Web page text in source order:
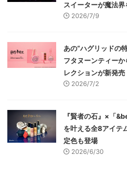
スイーターが魔法界
2026/7/9
あの“ハグリッドの
フタヌーンティー
レクションが新発売
2026/7/2
『賢者の石』×「
を叶える全8アイテ
定色も登場
2026/6/30